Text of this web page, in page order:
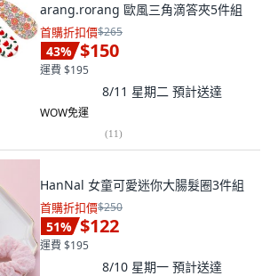
arang.rorang 歐風三角滴答夾5件組
首購折扣價$265
43% $150
運費 $195
8/11 星期二 預計送達
WOW免運
(11)
HanNal 女童可愛迷你大腸髮圈3件組
首購折扣價$250
51% $122
運費 $195
8/10 星期一 預計送達